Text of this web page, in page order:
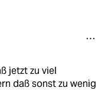
jetzt zu viel
daß sonst zu wenig